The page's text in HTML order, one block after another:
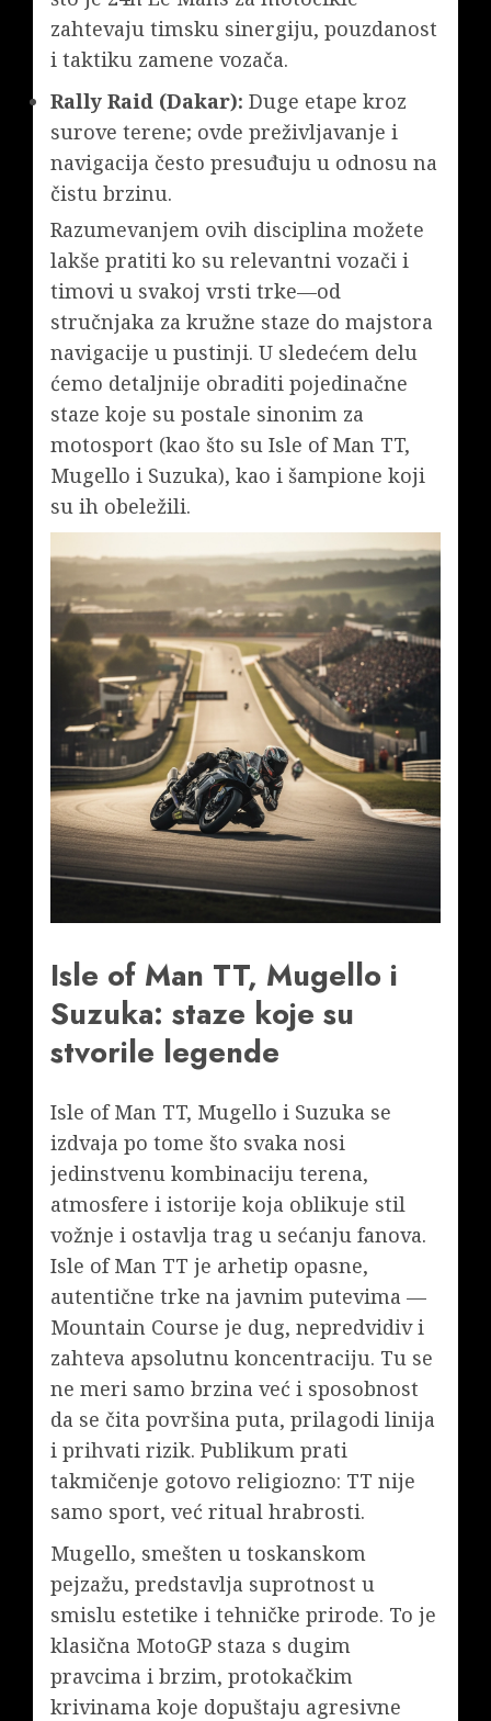
zahtevaju timsku sinergiju, pouzdanost
i taktiku zamene vozača.
Rally Raid (Dakar): Duge etape kroz
surove terene; ovde preživljavanje i
navigacija često presuđuju u odnosu na
čistu brzinu.
Razumevanjem ovih disciplina možete
lakše pratiti ko su relevantni vozači i
timovi u svakoj vrsti trke—od
stručnjaka za kružne staze do majstora
navigacije u pustinji. U sledećem delu
ćemo detaljnije obraditi pojedinačne
staze koje su postale sinonim za
motosport (kao što su Isle of Man TT,
Mugello i Suzuka), kao i šampione koji
su ih obeležili.
Isle of Man TT, Mugello i
Suzuka: staze koje su
stvorile legende
Isle of Man TT, Mugello i Suzuka se
izdvaja po tome što svaka nosi
jedinstvenu kombinaciju terena,
atmosfere i istorije koja oblikuje stil
vožnje i ostavlja trag u sećanju fanova.
Isle of Man TT je arhetip opasne,
autentične trke na javnim putevima —
Mountain Course je dug, nepredvidiv i
zahteva apsolutnu koncentraciju. Tu se
ne meri samo brzina već i sposobnost
da se čita površina puta, prilagodi linija
i prihvati rizik. Publikum prati
takmičenje gotovo religiozno: TT nije
samo sport, već ritual hrabrosti.
Mugello, smešten u toskanskom
pejzažu, predstavlja suprotnost u
smislu estetike i tehničke prirode. To je
klasična MotoGP staza s dugim
pravcima i brzim, protokačkim
krivinama koje dopuštaju agresivne